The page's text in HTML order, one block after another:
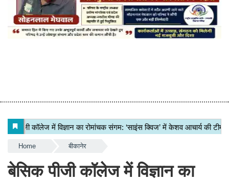
Home बीकानेर
बेसिक पीजी कॉलेज में विज्ञान का